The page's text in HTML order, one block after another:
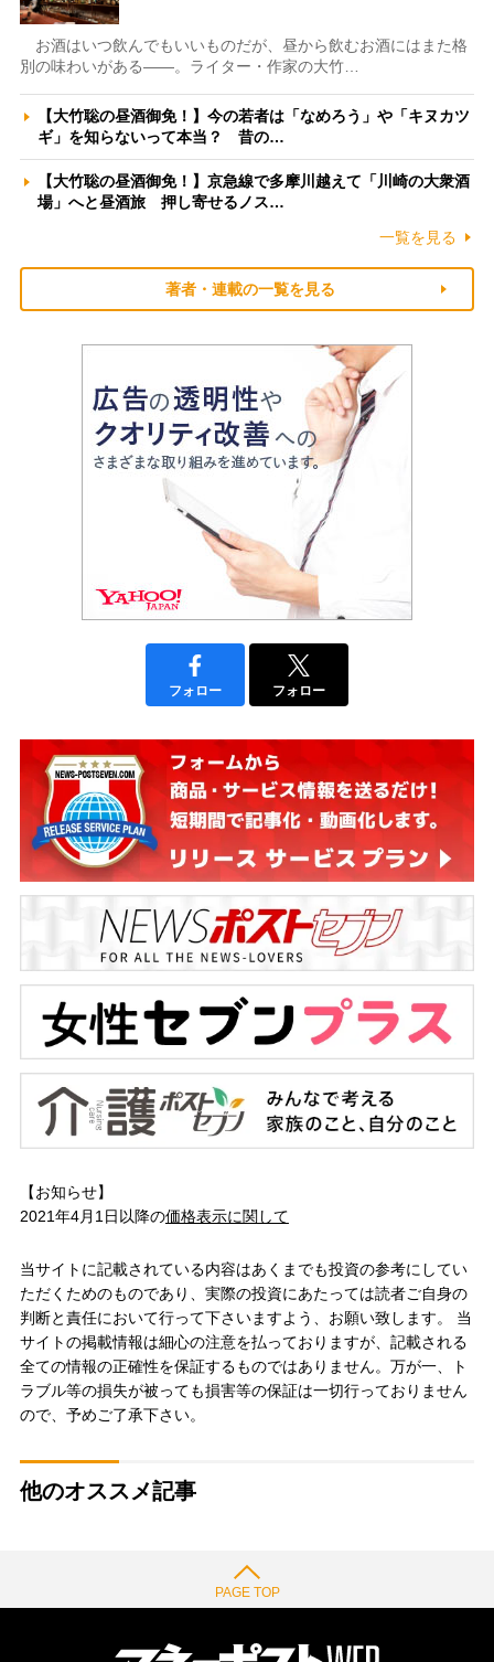
お酒はいつ飲んでもいいものだが、昼から飲むお酒にはまた格
別の味わいがある――。ライター・作家の大竹…
【大竹聡の昼酒御免！】今の若者は「なめろう」や「キヌカツ
ギ」を知らないって本当？ 昔の…
【大竹聡の昼酒御免！】京急線で多摩川越えて「川崎の大衆酒
場」へと昼酒旅 押し寄せるノス…
一覧を見る
著者・連載の一覧を見る
フォロー フォロー
【お知らせ】
2021年4月1日以降の価格表示に関して
当サイトに記載されている内容はあくまでも投資の参考にしてい
ただくためのものであり、実際の投資にあたっては読者ご自身の
判断と責任において行って下さいますよう、お願い致します。 当
サイトの掲載情報は細心の注意を払っておりますが、記載される
全ての情報の正確性を保証するものではありません。万が一、ト
ラブル等の損失が被っても損害等の保証は一切行っておりません
ので、予めご了承下さい。
他のオススメ記事
PAGE TOP